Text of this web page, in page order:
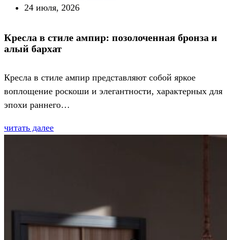
24 июля, 2026
Кресла в стиле ампир: позолоченная бронза и
алый бархат
Кресла в стиле ампир представляют собой яркое
воплощение роскоши и элегантности, характерных для
эпохи раннего…
читать далее